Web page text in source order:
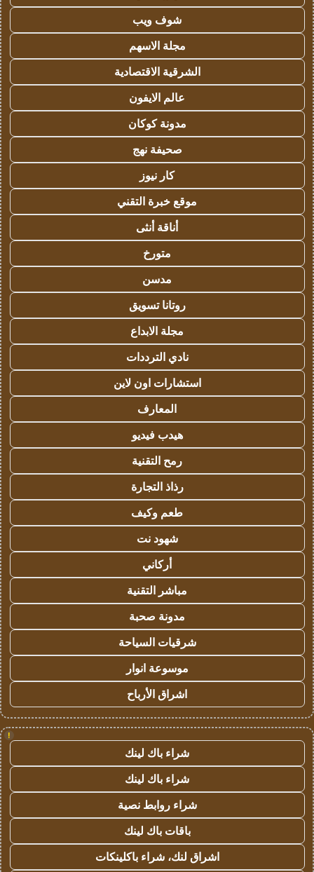
شوف ويب
مجلة الاسهم
الشرقية الاقتصادية
عالم الايفون
مدونة كوكان
صحيفة نهج
كار نيوز
موقع خبرة التقني
أناقة أنثى
متورخ
مدسن
روتانا تسويق
مجلة الابداع
نادي الترددات
استشارات اون لاين
المعارف
هيدب فيديو
رمح التقنية
رذاذ التجارة
طعم وكيف
شهود نت
أركاني
مباشر التقنية
مدونة صحبة
شرقيات السياحة
موسوعة انوار
اشراق الأرباح
!
شراء باك لينك
شراء باك لينك
شراء روابط نصية
باقات باك لينك
اشراق لنك، شراء باكلينكات